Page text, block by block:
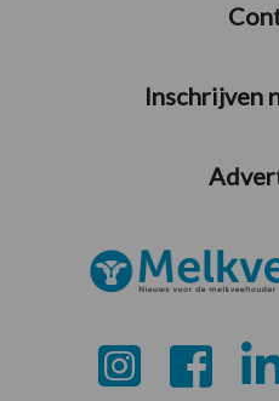
Inschrijven